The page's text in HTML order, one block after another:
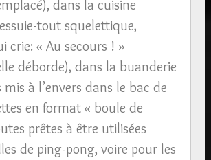
dans la cuisine
tout squelettique,
crie: « Au secours ! »
déborde), dans la buanderie
à l’envers dans le bac de
en format « boule de
prêtes à être utilisées
de ping-pong, voire pour les